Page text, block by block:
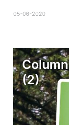
05-06-2020
(2)